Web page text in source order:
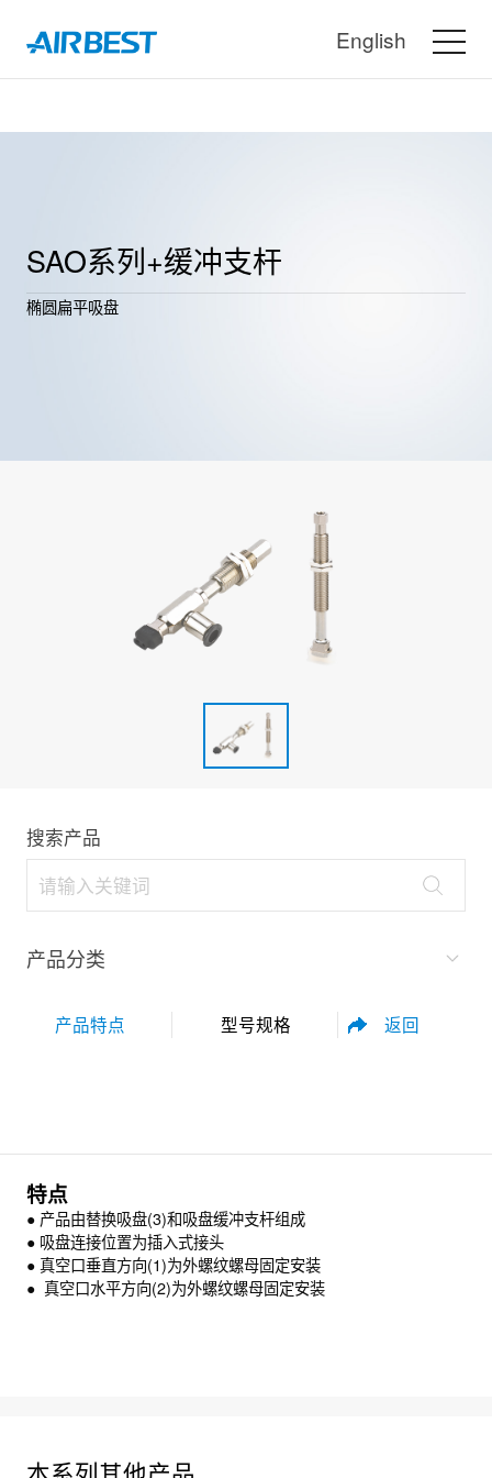
English
SAO系列+缓冲支杆
椭圆扁平吸盘
搜索产品
产品分类
产品特点 型号规格
性能参数
返回
特点
● 产品由替换吸盘(3)和吸盘缓冲支杆组成
●吸盘连接位置为插入式接头
●真空口垂直方向(1)为外螺纹螺母固定安装
●真空口水平方向(2)为外螺纹螺母固定安装